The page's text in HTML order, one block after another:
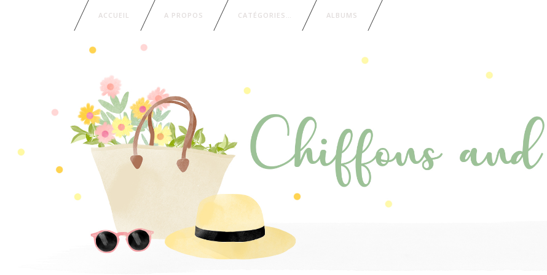
ACCUEIL A PROPOS CATÉGORIES… ALBUMS